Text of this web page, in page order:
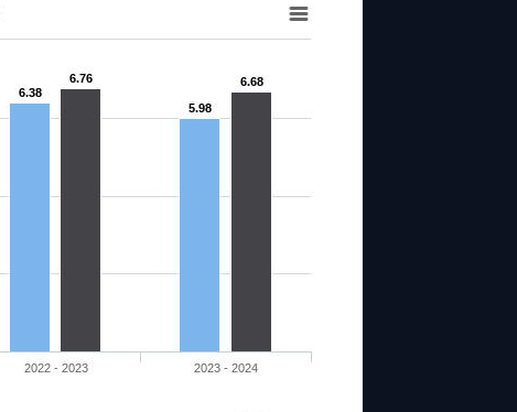
6.38
5.98
6.76 6.68
2022 - 2023 2023 - 2024